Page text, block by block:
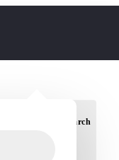
Search